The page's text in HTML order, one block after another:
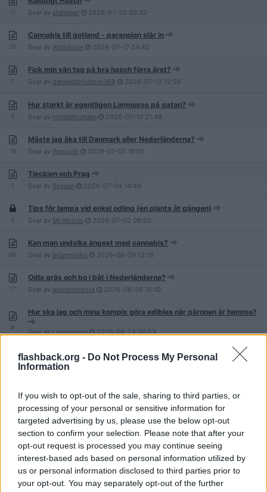
flashback.org - Do Not Process My Personal
Information
If you wish to opt-out of the sale, sharing to third parties, or
processing of your personal or sensitive information for
targeted advertising by us, please use the below opt-out
section to confirm your selection. Please note that after your
opt-out request is processed you may continue seeing
interest-based ads based on personal information utilized by
us or personal information disclosed to third parties prior to
your opt-out. You may separately opt-out of the further
17 Svar av stalleper 2026-07-25 00:32
35
Cannabis till gotland - paranoian slår in
Svar av Abdullism 2026-07-17 04:40
7
Fick min vän tag på bra hasch förra året?
Svar av danieldahlstrom369 2026-07-13 12:56
4
Hur starkt är egentligen Lamousse på gatan?
Svar av rondellhunden 2026-07-10 21:48
18
Måste jag åka till Danmark eller Nederländerna?
Svar av Ramsvik 2026-07-05 19:01
1
Tjeckien och Prag
Svar av Byssan 2026-07-04 14:49
6
Tips för lampa vid enkel odling (en planta åt gången)
Svar av Mr.Woods 2026-07-02 08:50
66
Kan man undvika ångest med cannabis?
Svar av brianmolko 2026-06-29 12:16
17
Odla gräs och bo i båt i Nederländerna?
Svar av asworinsbora 2026-06-26 15:10
8
Hur ska jag och mina kompis göra edibles när päronen är hemma?
Svar avLoopmelon 2026-06-2400:53
420 är Hitlers Födelsedag
Svar avsixgorillion
Svar avCustom_made 2026-06-1814:11
Färger på cannabisplantan - samband med effekter?
Svar avjonterl 2026-06-1518:26
Dölja lukten från en Haschspliff.
Svar av